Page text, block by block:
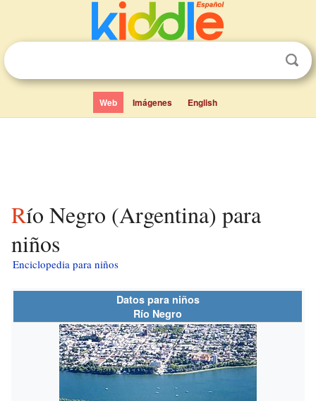
Web Imágenes English
Río Negro (Argentina) para
niños
Enciclopedia para niños
Datos para niños
Río Negro